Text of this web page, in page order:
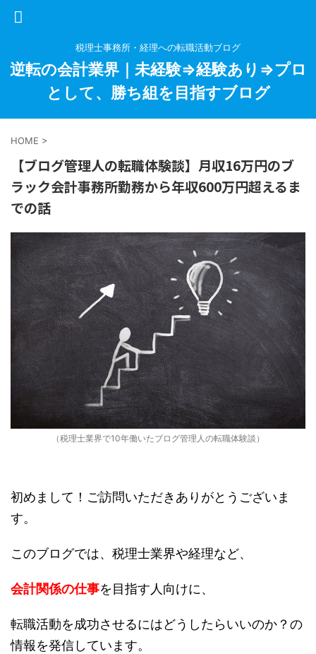
税理士事務所・経理への転職活動ブログ
逆転の会計業界｜未経験⇒経験あり⇒プロ
として、勝ち組を目指すブログ
HOME >
【ブログ管理人の転職体験談】月収16万円のブ
ラック会計事務所勤務から年収600万円超えるま
での話
（税理士業界で10年働いたブログ管理人の転職体験談）
初めまして！ご訪問いただきありがとうございま
す。
このブログでは、税理士業界や経理など、
会計関係の仕事を目指す人向けに、
転職活動を成功させるにはどうしたらいいのか？の
情報を発信しています。